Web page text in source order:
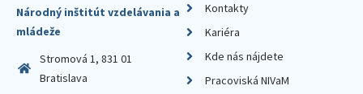
Národný inštitút vzdelávania a
mládeže
Stromová 1, 831 01
Bratislava
Kontakty
Kariéra
Kde nás nájdete
Pracoviská NIVaM